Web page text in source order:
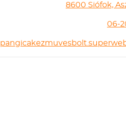
8600 Siófok,
06-